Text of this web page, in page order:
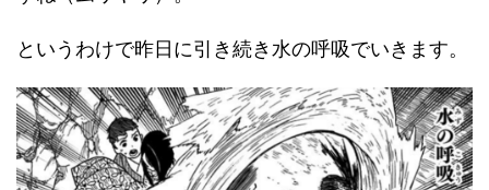
というわけで昨日に引き続き水の呼吸でいきます。